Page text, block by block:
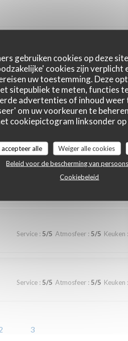
gebruiken cookies op deze
cookies zijn verplicht
uw toestemming. Deze
sitepubliek te meten, functies
advertenties of inhoud weer
om uw voorkeuren te
cookiepictogram linksonder op
accepteer alle Weiger alle cookies
Beleid voor de bescherming van
Cookiebeleid
Service:5/5 Atmosfeer: 4 /5 Keuken:
la carte des vins, très complète,…
Service: 5/5 Atmosfeer: 5/5 Keuken :
Service: 5/5 Atmosfeer: 5/5 Keuken :
3